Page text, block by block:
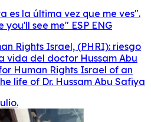
es la última vez que me ves".
you'll see me" ESP ENG
Rights Israel, (PHRI): riesgo
vida del doctor Hussam Abu
Human Rights Israel of an
life of Dr. Hussam Abu Safiya